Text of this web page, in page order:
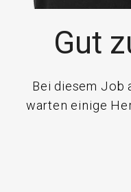
Gut
Bei diesem Job
warten einige